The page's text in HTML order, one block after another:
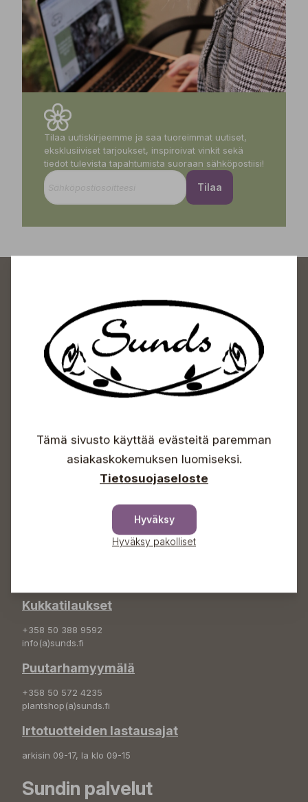
Tilaa uutiskirjeemme ja saa tuoreimmat uutiset,
eksklusiiviset tarjoukset, inspiroivat vinkit sekä
tiedot tulevista tapahtumista suoraan sähköpostiisi!
Tilaa
Sundin Puutarhakeskus
Avoinna
Sunnuntaisin Itsepalvelu
Info & vaihde
Kukkatilaukset
+358 50 388 9592
info(a)sunds.fi
Puutarhamyymälä
+358 50 572 4235
plantshop(a)sunds.fi
Irtotuotteiden lastausajat
arkisin 09-17, la klo 09-15
Sundin palvelut
Tämä sivusto käyttää evästeitä paremman
asiakaskokemuksen luomiseksi.
Tietosuojaseloste
Hyväksy
Hyväksy pakolliset